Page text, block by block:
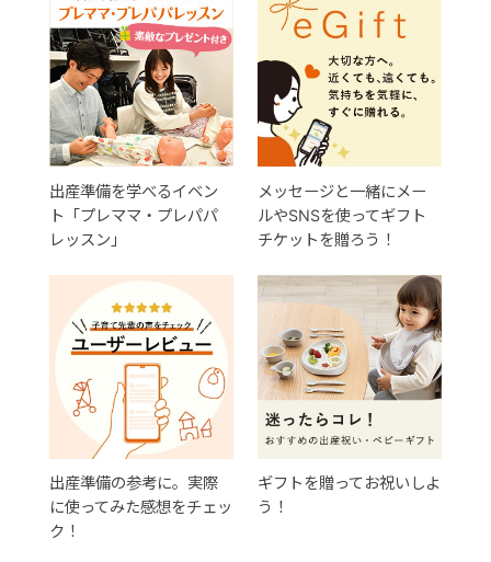
出産準備を学べるイベン
ト「プレママ・プレパパ
レッスン」
メッセージと一緒にメー
ルやSNSを使ってギフト
チケットを贈ろう！
出産準備の参考に。実際
に使ってみた感想をチェッ
ク！
ギフトを贈ってお祝いしよ
う！